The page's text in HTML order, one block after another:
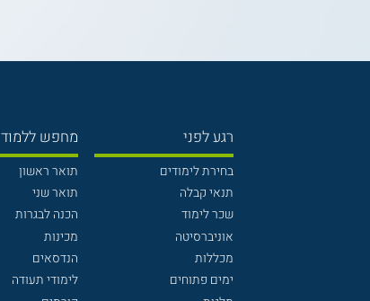
רגע לפני
בחירת לימודים
תנאי קבלה
שכר לימוד
אוניברסיטה
מכללות
ימים פתוחים
מחפש ללמוד
תואר ראשון
תואר שני
הכנה לבגרות
מכינות
הנדסאים
לימודי תעודה